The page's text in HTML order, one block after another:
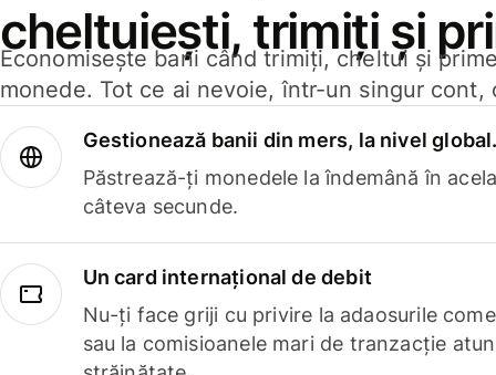
cheltuiești, trimiți și
Economisește bani când trimiți, cheltui și
monede. Tot ce ai nevoie, într-un singur cont,
Gestionează banii din mers, la nivel
Păstrează-ți monedele la îndemână în
câteva secunde.
Un card internațional de debit
Nu-ți face griji cu privire la adaosurile
sau la comisioanele mari de tranzacție